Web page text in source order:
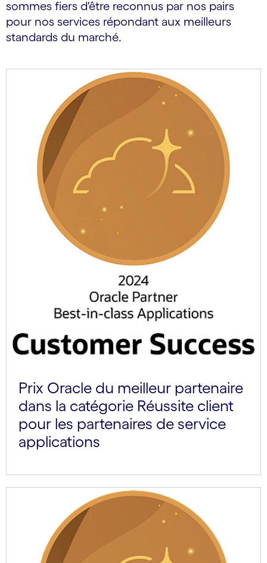
sommes fiers d'être reconnus par nos pairs
pour nos services répondant aux meilleurs
standards du marché.
Prix Oracle du meilleur partenaire
dans la catégorie Réussite client
pour les partenaires de service
applications